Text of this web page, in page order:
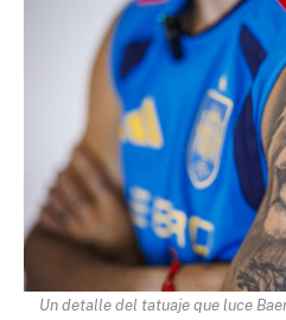
Un detalle del tatuaje que luce